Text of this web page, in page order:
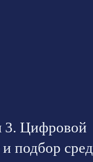
3. Цифровой
подбор